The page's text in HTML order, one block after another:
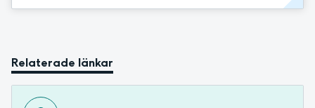
Relaterade länkar